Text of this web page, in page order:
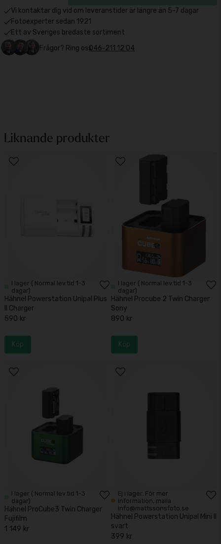
Vi kontaktar dig vid om leveranstider är längre än 5-7 dagar
Fotoexperter sedan 1921
Ett av Sveriges bredaste sortiment
Frågor? Ring oss046-211 12 04
Liknande produkter
I lager ( Normal lev.tid 1-3
dagar)
Hähnel Powerstation Unipal Plus
II Charger
590 kr
Köp
I lager ( Normal lev.tid 1-3
dagar)
Hähnel Procube 2 Twin Charger
Sony
890 kr
Köp
I lager ( Normal lev.tid 1-3
dagar)
Hähnel ProCube3 Twin Charger
Fujifilm
1 149 kr
Ej i lager. För mer
information, maila
info@mattssonsfoto.se
Hähnel Powerstation Unipal Mini II
svart
399 kr